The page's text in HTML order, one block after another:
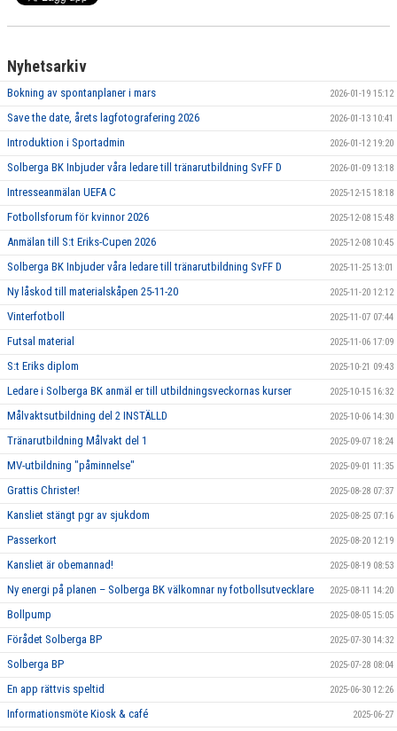
Nyhetsarkiv
Bokning av spontanplaner i mars 2026-01-19 15:12
Save the date, årets lagfotografering 2026 2026-01-13 10:41
Introduktion i Sportadmin 2026-01-12 19:20
Solberga BK Inbjuder våra ledare till tränarutbildning SvFF D 2026-01-09 13:18
Intresseanmälan UEFA C 2025-12-15 18:18
Fotbollsforum för kvinnor 2026 2025-12-08 15:48
Anmälan till S:t Eriks-Cupen 2026 2025-12-08 10:45
Solberga BK Inbjuder våra ledare till tränarutbildning SvFF D 2025-11-25 13:01
Ny låskod till materialskåpen 25-11-20 2025-11-20 12:12
Vinterfotboll 2025-11-07 07:44
Futsal material 2025-11-06 17:09
S:t Eriks diplom 2025-10-21 09:43
Ledare i Solberga BK anmäl er till utbildningsveckornas kurser 2025-10-15 16:32
Målvaktsutbildning del 2 INSTÄLLD 2025-10-06 14:30
Tränarutbildning Målvakt del 1 2025-09-07 18:24
MV-utbildning "påminnelse" 2025-09-01 11:35
Grattis Christer! 2025-08-28 07:37
Kansliet stängt pgr av sjukdom 2025-08-25 07:16
Passerkort 2025-08-20 12:19
Kansliet är obemannad! 2025-08-19 08:53
Ny energi på planen – Solberga BK välkomnar ny fotbollsutvecklare 2025-08-11 14:20
Bollpump 2025-08-05 15:05
Förådet Solberga BP 2025-07-30 14:32
Solberga BP 2025-07-28 08:04
En app rättvis speltid 2025-06-30 12:26
Informationsmöte Kiosk & café 2025-06-27